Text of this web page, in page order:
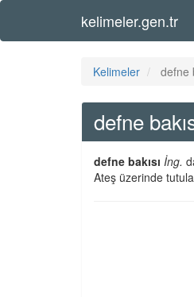
kelimeler.gen.tr
Kelimeler defne
defne
defne bakısı İng.
Ateş üzerinde